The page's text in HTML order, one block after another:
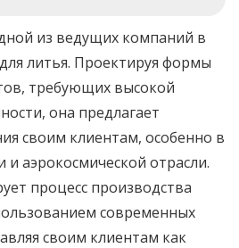
из ведущих компаний в
литья. Проектируя формы
требующих высокой
она предлагает
своим клиентам, особенно в
аэрокосмической отрасли.
процесс производства
современных
своим клиентам как